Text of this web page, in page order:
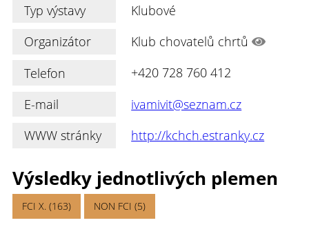
Typ výstavy
Klubové
Organizátor
Klub chovatelů chrtů
Telefon
+420 728 760 412
E-mail
ivamivit@seznam.cz
WWW stránky
http://kchch.estranky.cz
Výsledky jednotlivých plemen
FCI X. (163) NON FCI (5)